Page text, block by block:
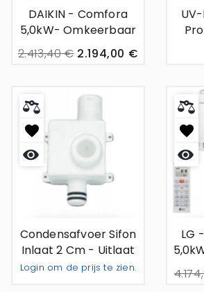
DAIKIN - Comfora
5,0kW- Omkeerbaar
Wandunit Airco
2.413,40 € 2.194,00 €
Condensafvoer Sifon
Inlaat 2 Cm - Uitlaat
1,6 - 1,8 Cm
Login om de prijs te zien.
LG